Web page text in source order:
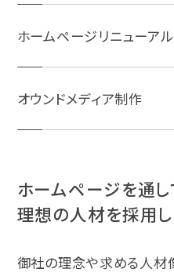
ホームページリニューアル
オウンドメディア制作
ホームページを通し
理想の人材を採用
御社の理念や求める人材